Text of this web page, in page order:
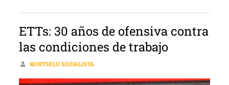
ETTs: 30 años de ofensiva contra
las condiciones de trabajo
KONTSELU SOZIALISTA